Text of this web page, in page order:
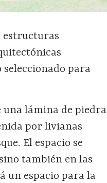
estructuras
para
una lámina de piedra
por livianas
El espacio se
también en las
un espacio para la